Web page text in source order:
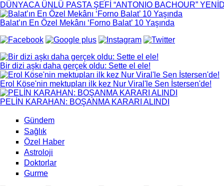
DÜNYACA ÜNLÜ PASTA ŞEFİ “ANTONIO BACHOUR”
Balat’ın En Özel Mekânı ‘Forno Balat’ 10 Yaşında
Bir dizi aşkı daha gerçek oldu: Sette el ele!
Erol Köse'nin mektupları ilk kez Nur Viral'le Sen İstersen'de!
PELİN KARAHAN: BOŞANMA KARARI ALINDI
Gündem
Sağlık
Özel Haber
Astroloji
Doktorlar
Gurme